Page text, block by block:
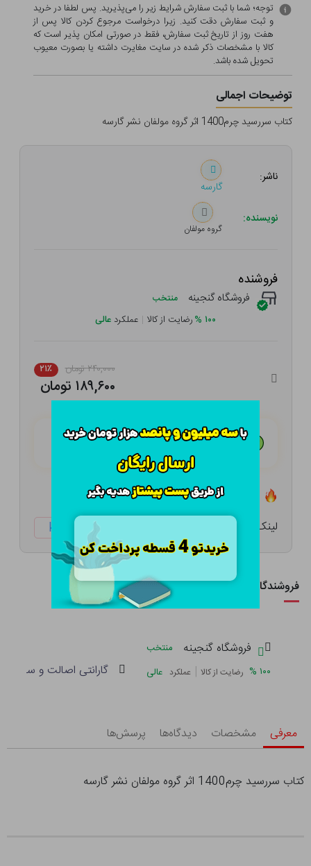
توجه؛ شما با ثبت سفارش شرایط زیر را می‌پذیرید. پس لطفا در خرید
و ثبت سفارش دقت کنید. زیرا درخواست مرجوع کردن کالا پس از
هفت روز از تاریخ ثبت سفارش، فقط در صورتی امکان پذیر است که
کالا با مشخصات ذکر شده در سایت مغایرت داشته یا بصورت معيوب
تحویل شده باشد.
توضیحات اجمالی
کتاب سررسید چرم1400 اثر گروه مولفان نشر گارسه
ناشر:
گارسه
نویسنده:
گروه مولفان
فروشنده
فروشگاه گنجینه منتخب
۱۰۰ %رضایت از کالا | عملکرد عالی
۲۴۰,۰۰۰ تومان ۲۱٪
۱۸۹,۶۰۰ تومان
هـر قسط با تــرب‌پــی:۴۷,۴۰۰ تومان
لینک کوتاه: ketabtala.com/sbp-23989
فروشندگان این کالا
فروشگاه گنجینه
منتخب
۱۰۰ % رضایت از کالا | عملکرد عالی گارانتی اصالت و سلامت
معرفی مشخصات دیدگاه‌ها پرسش‌ها
کتاب سررسید چرم1400 اثر گروه مولفان نشر گارسه